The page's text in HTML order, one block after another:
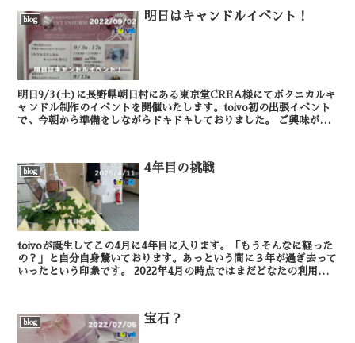
blog 明日はキャンドルイベント！
明日9/3(土)に長野県朝日村にある東京堂CREA様にてボタニカルキ
ャンドル制作のイベントを開催いたします。toivo初の出張イベント
で、今朝から準備をしながらドキドキしておりました。 ご興味があ
blog 4年目の挑戦
toivoが誕生してこの4月に4年目に入ります。「もうそんなに経った
の？」と自分自身驚いております。あっという間に３年が過ぎ去って
いったという印象です。 2022年4月の時点ではまだどなたの利用も
blog 宝石？